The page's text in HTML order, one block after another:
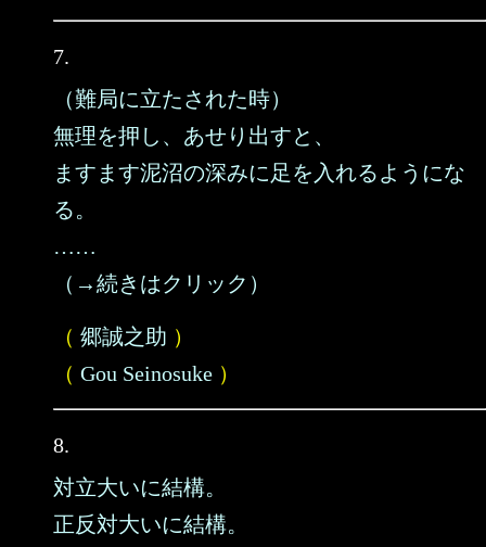
7.
（難局に立たされた時）
無理を押し、あせり出すと、
ますます泥沼の深みに足を入れるようにな
る。
……
（→続きはクリック）
（ 郷誠之助 ）
（ Gou Seinosuke ）
8.
対立大いに結構。
正反対大いに結構。